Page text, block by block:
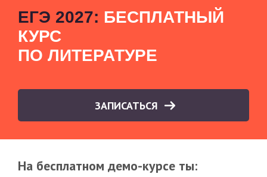
ЕГЭ 2027: БЕСПЛАТНЫЙ
КУРС
ПО ЛИТЕРАТУРЕ
ЗАПИСАТЬСЯ
На бесплатном демо-курсе ты: